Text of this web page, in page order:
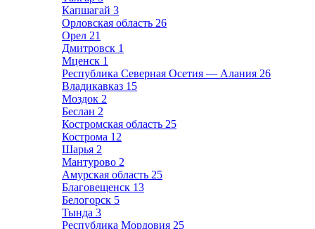
Капшагай 3
Орловская область 26
Орел 21
Дмитровск 1
Мценск 1
Республика Северная Осетия — Алания 26
Владикавказ 15
Моздок 2
Беслан 2
Костромская область 25
Кострома 12
Шарья 2
Мантурово 2
Амурская область 25
Благовещенск 13
Белогорск 5
Тында 3
Республика Мордовия 25